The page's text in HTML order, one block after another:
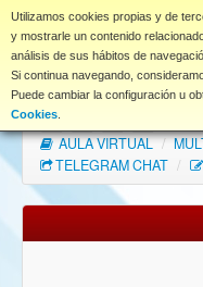
Utilizamos cookies propias y de
y mostrarle un contenido
análisis de sus hábitos de
Si continua navegando,
Puede cambiar la configuración u
Cookies
www.coet.es
Portal
Índice Foros
FAQ
NORMAS FORO
Descargas
AULA VIRTUAL /
TELEGRAM CHAT /